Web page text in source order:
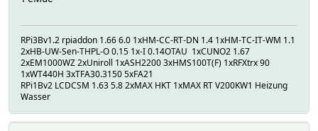
RPi3Bv1.2 rpiaddon 1.66 6.0 1xHM-CC-RT-DN 1.4 1xHM-TC-IT-WM 1.1
2xHB-UW-Sen-THPL-O 0.15 1x-I 0.14OTAU 1xCUNO2 1.67
2xEM1000WZ 2xUniroll 1xASH2200 3xHMS100T(F) 1xRFXtrx 90
1xWT440H 3xTFA30.3150 5xFA21
RPi1Bv2 LCDCSM 1.63 5.8 2xMAX HKT 1xMAX RT V200KW1 Heizung
Wasser